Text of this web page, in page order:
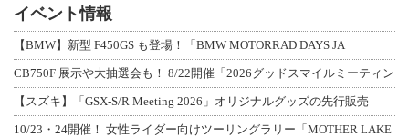
イベント情報
【BMW】新型 F450GS も登場！「BMW MOTORRAD DAYS JA
CB750F 展示や大抽選会も！ 8/22開催「2026グッドスマイルミーティン
【スズキ】「GSX-S/R Meeting 2026」オリジナルグッズの先行販売
10/23・24開催！ 女性ライダー向けツーリングラリー「MOTHER LAKE